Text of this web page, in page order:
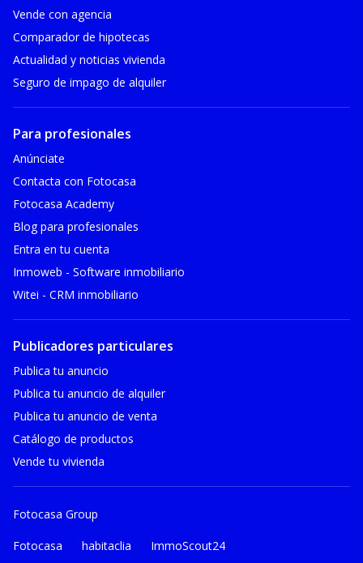
Vende con agencia
Comparador de hipotecas
Actualidad y noticias vivienda
Seguro de impago de alquiler
Para profesionales
Anúnciate
Contacta con Fotocasa
Fotocasa Academy
Blog para profesionales
Entra en tu cuenta
Inmoweb - Software inmobiliario
Witei - CRM inmobiliario
Publicadores particulares
Publica tu anuncio
Publica tu anuncio de alquiler
Publica tu anuncio de venta
Catálogo de productos
Vende tu vivienda
Fotocasa Group
Fotocasa habitaclia ImmoScout24